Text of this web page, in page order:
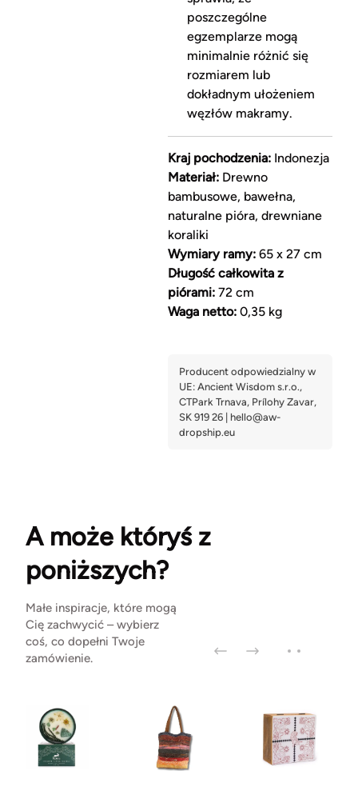
poszczególne
egzemplarze mogą
minimalnie różnić się
rozmiarem lub
dokładnym ułożeniem
węzłów makramy.
Kraj pochodzenia:Indonezja
Materiał:Drewno
bambusowe, bawełna,
naturalne pióra, drewniane
koraliki
Wymiary ramy:65 x 27 cm
Długość całkowita z
piórami:72 cm
Waga netto:0,35 kg
A może któryś z
poniższych?
Małe inspiracje, które mogą
Cię zachwycić – wybierz
coś, co dopełni Twoje
zamówienie.